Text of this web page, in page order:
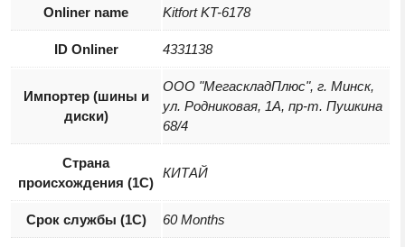
Onliner name Kitfort KT-6178
ID Onliner 4331138
Импортер (шины и
диски)
ООО "МегаскладПлюс", г. Минск,
ул. Родниковая, 1А, пр-т. Пушкина
68/4
Страна
происхождения (1С)
КИТАЙ
Срок службы (1С) 60 Months